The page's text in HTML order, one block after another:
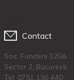
Contact
Sos. Fundeni 120A
Sector 2, Bucuresti
Tel: 0751 136 440